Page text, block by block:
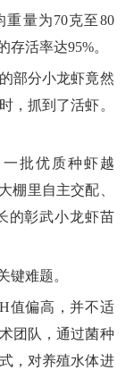
量为70克至80
活率达95%。
部分小龙虾竟然
，抓到了活虾。
批优质种虾越
棚里自主交配、
的彰武小龙虾苗
难题。
偏高，并不适
团队，通过菌种
，对养殖水体进